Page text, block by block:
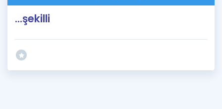
İngilizce Gramer
...şekilli